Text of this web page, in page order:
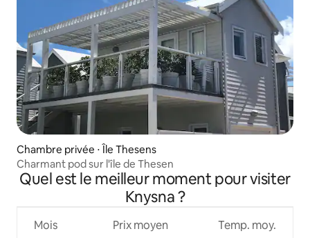
Chambre privée ⋅ Île Thesens
Charmant pod sur l'île de Thesen
Quel est le meilleur moment pour visiter
Knysna ?
Mois Prix moyen Temp. moy.